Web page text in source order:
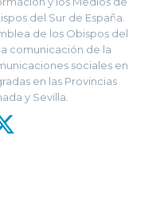
del Sur de España.
de los Obispos del
comunicación de la
sociales en
en las Provincias
y Sevilla.